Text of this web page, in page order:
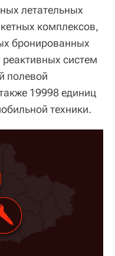
летательных
комплексов,
бронированных
систем
полевой
19998 единиц
техники.